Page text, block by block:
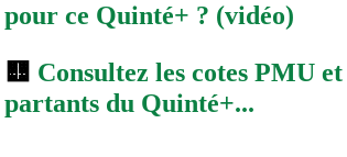
pour ce Quinté+ ? (vidéo)
🟨 Consultez les cotes PMU
partants du Quinté+...